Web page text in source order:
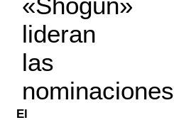
lideran
las
nominaciones
El